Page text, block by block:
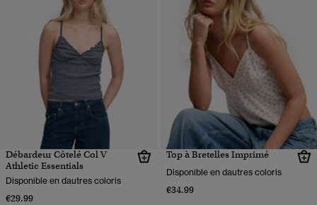
Débardeur Côtelé Col V
Athletic Essentials
Disponible en dautres coloris
€29.99
Top à Bretelles Imprimé
Disponible en dautres coloris
€34.99